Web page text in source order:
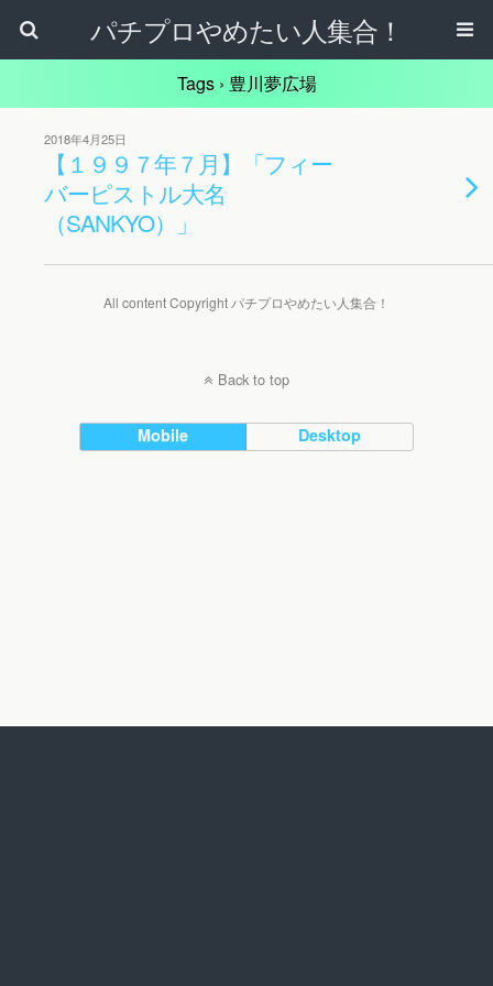
パチプロやめたい人集合！
Tags › 豊川夢広場
2018年4月25日
【１９９７年７月】「フィー
バーピストル大名
（SANKYO）」
All content Copyright パチプロやめたい人集合！
Back to top
Mobile Desktop